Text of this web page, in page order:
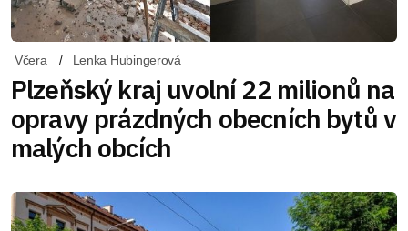
Včera Lenka Hubingerová
Plzeňský kraj uvolní 22 milionů na
opravy prázdných obecních bytů v
malých obcích